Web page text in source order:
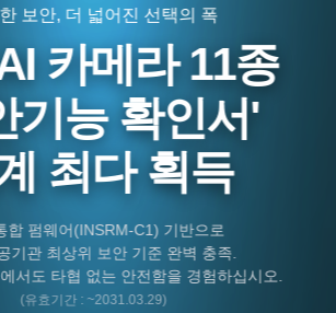
보안, 더 넓어진 선택의 폭
카메라 11종
기능 확인서'
최다 획득
합 펌웨어(INSRM-C1) 기반으로
기관 최상위 보안 기준 완벽 충족.
서도 타협 없는 안전함을 경험하십시오.
(유효기간 : ~2031.03.29)